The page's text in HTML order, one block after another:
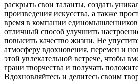
раскрыть свои таланты, создать
произведения искусства, а также
время в компании
отличный способ улучшить
повысить качество жизни. Не
атмосферу вдохновения, перемен и
этой увлекательной встрече, чтобы
грани творчества и получать
Вдохновляйтесь и делитесь своим